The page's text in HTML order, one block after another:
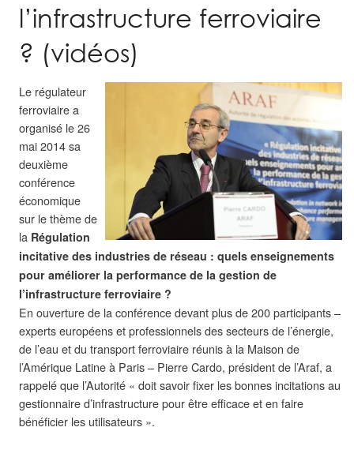
l’infrastructure ferroviaire
? (vidéos)
Le régulateur
ferroviaire a
organisé le 26
mai 2014 sa
deuxième
conférence
économique
sur le thème de
la Régulation
incitative des industries de réseau : quels enseignements
pour améliorer la performance de la gestion de
l’infrastructure ferroviaire ?
En ouverture de la conférence devant plus de 200 participants –
experts européens et professionnels des secteurs de l’énergie,
de l’eau et du transport ferroviaire réunis à la Maison de
l’Amérique Latine à Paris – Pierre Cardo, président de l’Araf, a
rappelé que l’Autorité « doit savoir fixer les bonnes incitations au
gestionnaire d’infrastructure pour être efficace et en faire
bénéficier les utilisateurs ».